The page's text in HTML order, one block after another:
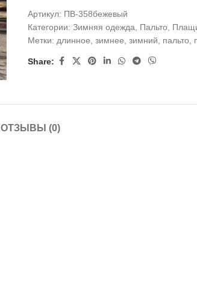
Артикул: ПВ-358бежевый
Категории: Зимняя одежда Пальто
Метки: длинное зимнее зимний пальто
Share:
ОТЗЫВЫ (0)